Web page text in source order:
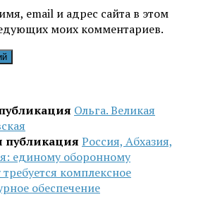
email и адрес сайта в этом
моих комментариев.
Ольга. Великая
Россия, Абхазия,
единому оборонному
комплексное
обеспечение